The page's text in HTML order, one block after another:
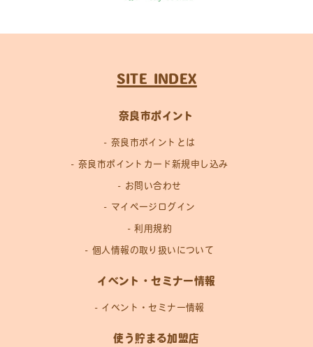
SITE INDEX
奈良市ポイント
奈良市ポイントとは
奈良市ポイントカード新規申し込み
お問い合わせ
マイページログイン
利用規約
個人情報の取り扱いについて
イベント・セミナー情報
イベント・セミナー情報
使う貯まる加盟店